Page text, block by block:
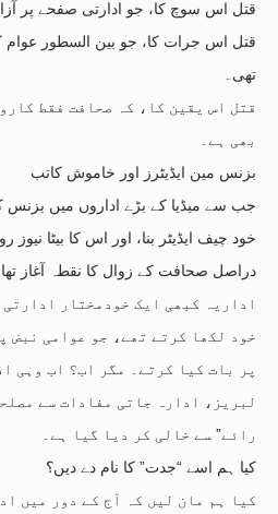
قتل اس سوچ کا، جو ادارتی صفحے پر
قتل اس جرات کا، جو بین السطور عوام
تھی۔
قتل اس یقین کا، کہ صحافت فقط
بھی ہے۔
بزنس مین ایڈیٹرز اور خاموش کاتب
جب سے میڈیا کے بڑے اداروں میں
خود چیف ایڈیٹر بنا، اور اس کا بیٹا
دراصل صحافت کے زوال کا نقطہ آغاز تھا۔
اداریہ کبھی ایک خودمختار
خود لکھا کرتے تھے، جو عوامی نبض
پر بات کیا کرتے۔ مگر اب؟ اب وہی
لبریز، ادارہ جاتی مفادات سے
رائے” سے خالی کر دیا گیا ہے۔
کیا ہم اسے “جدت” کا نام دے دیں؟
کیا ہم مان لیں کہ آج کے دور میں